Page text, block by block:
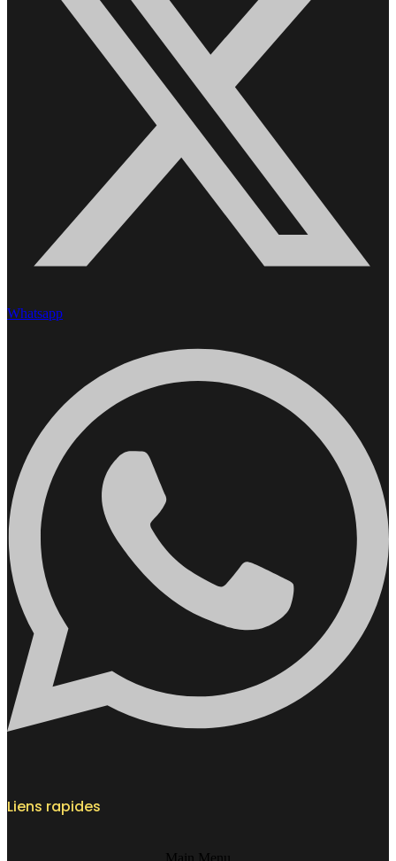
Whatsapp
Liens rapides